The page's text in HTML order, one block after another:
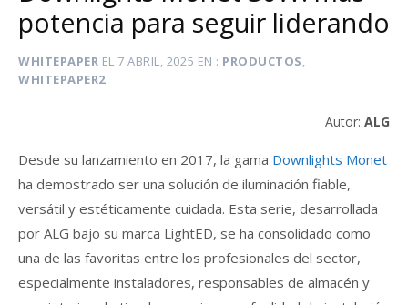
potencia para seguir liderando
WHITEPAPER EL 7 ABRIL, 2025 EN PRODUCTOS,
WHITEPAPER2
Autor: ALG
Desde su lanzamiento en 2017, la gama Downlights Monet
ha demostrado ser una solución de iluminación fiable,
versátil y estéticamente cuidada. Esta serie, desarrollada
por ALG bajo su marca LightED, se ha consolidado como
una de las favoritas entre los profesionales del sector,
especialmente instaladores, responsables de almacén y